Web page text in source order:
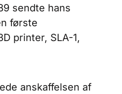
sendte hans
første
printer, SLA-1,
anskaffelsen af